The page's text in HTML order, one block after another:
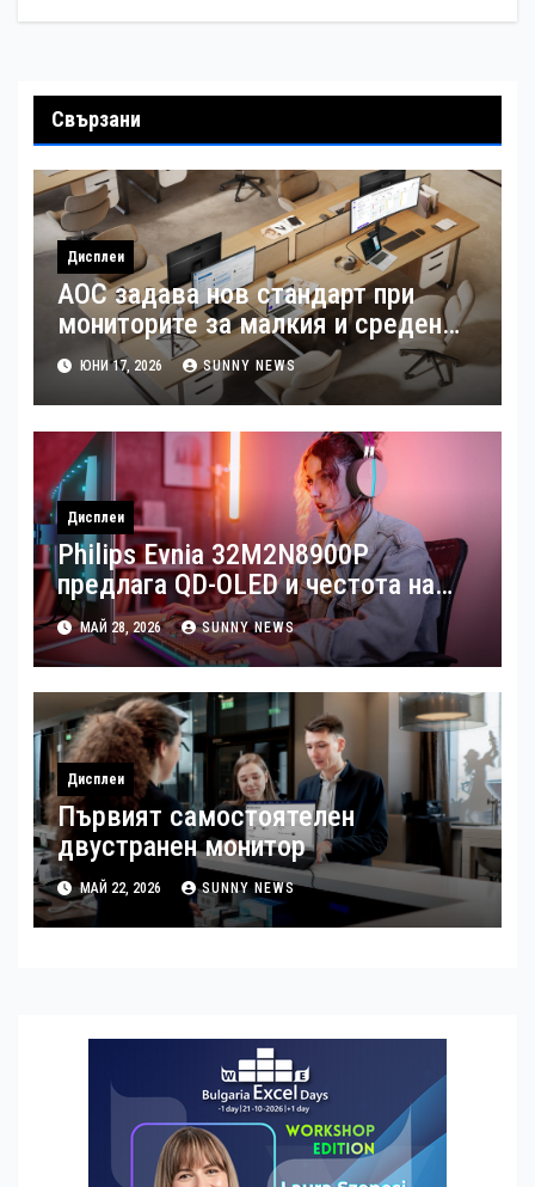
Свързани
Дисплеи
AOC задава нов стандарт при
мониторите за малкия и среден
бизнес
ЮНИ 17, 2026 SUNNY NEWS
Дисплеи
Philips Evnia 32M2N8900P
предлага QD-OLED и честота на
опресняване от 240 Hz
МАЙ 28, 2026 SUNNY NEWS
Дисплеи
Първият самостоятелен
двустранен монитор
МАЙ 22, 2026 SUNNY NEWS